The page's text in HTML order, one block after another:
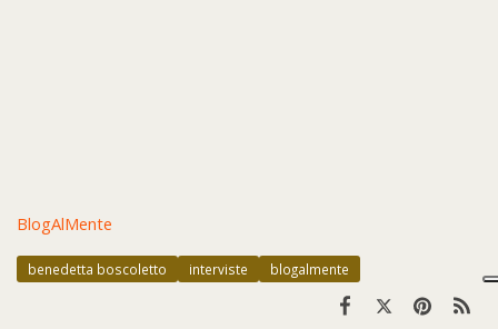
BlogAlMente
benedetta boscoletto interviste blogalmente